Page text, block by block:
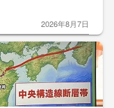
2026年8月7日